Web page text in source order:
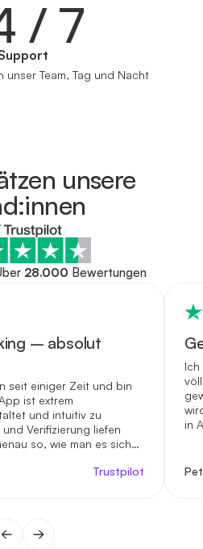
/ 7
Team, Tag und Nacht
unsere
28.000 Bewertungen
– absolut
seit einiger Zeit und bin
ist extrem
und intuitiv zu
Verifizierung liefen
so, wie man es sich
Trustpilot
in